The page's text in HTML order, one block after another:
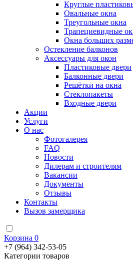
Круглые
Овальные окна
Треугольные окна
Трапециевидные
Окна больших
Остекление балконов
Аксессуары для окон
Пластиковые двери
Балконные двери
Решётки на окна
Стеклопакеты
Входные двери
Акции
Услуги
О нас
Фотогалерея
FAQ
Новости
Дилерам и строителям
Вакансии
Документы
Отзывы
Контакты
Вызов замерщика
Корзина 0
+7 (964) 342-53-05
Категории товаров